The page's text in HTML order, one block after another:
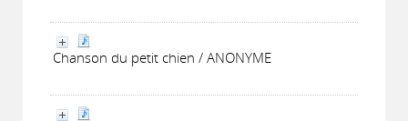
Chanson du petit chien / ANONYME